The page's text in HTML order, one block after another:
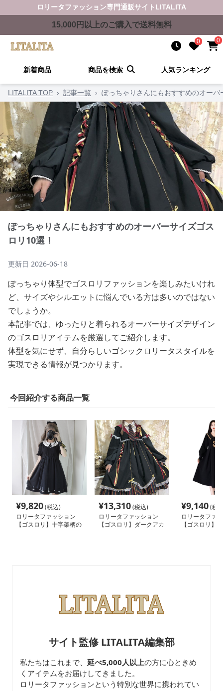
ロリータファッション専門通販サイト LITALITA
15,000 円以上のご購入で送料無料
0 0
新着商品 商品を検索 人気ランキング
LITALITA TOP › 記事一覧 › ぽっちゃりさんにもおすすめのオー
ぽっちゃりさんにもおすすめのオーバーサイズゴス
ロリ10選！
更新日 2026-06-18
ぽっちゃり体型でゴスロリファッションを楽しみたいけれ
ど、サイズやシルエットに悩んでいる方は多いのではない
でしょうか。
本記事では、ゆったりと着られるオーバーサイズデザイン
のゴスロリアイテムを厳選してご紹介します。
体型を気にせず、自分らしいゴシックロリータスタイルを
実現できる情報が見つかります。
今回紹介する商品一覧
¥9,820(税込)
ロリータファッション
【ゴスロリ】十字架柄の
¥13,310(税込)
ロリータファッション
【ゴスロリ】ダークアカ
¥9,140(税
ロリータファ
【ゴスロリ】
サイト監修 LITALITA編集部
私たちはこれまで、 延べ5,000人以上の方に心ときめ
くアイテムをお届けしてきました。
ロリータファッションという特別な世界に携われてい